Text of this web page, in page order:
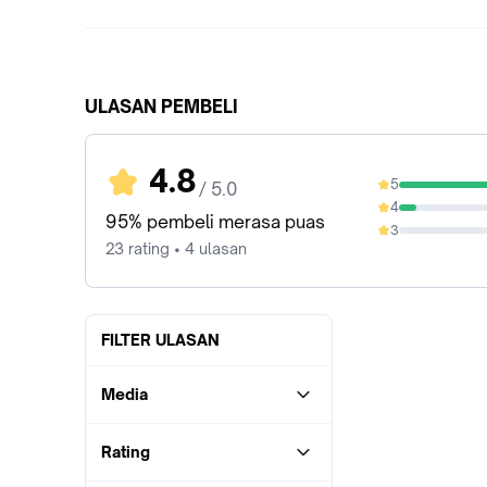
ULASAN PEMBELI
4.8 / 5.0
95% pembeli merasa puas
23 rating • 4 ulasan
5
86.96%
4
8.7%
3
0%
FILTER ULASAN
Media
Rating